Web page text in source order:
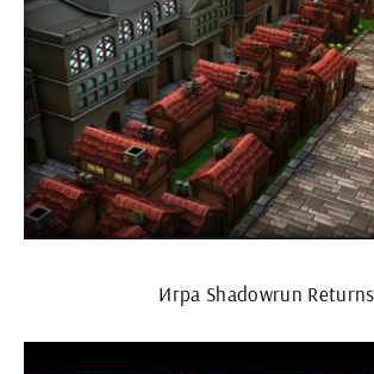
Игра Shadowrun Returns